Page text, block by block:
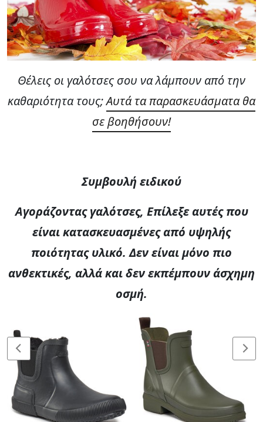
Θέλεις οι γαλότσες σου να λάμπουν από την
καθαριότητα τους;Αυτά τα παρασκευάσματα θα
σε βοηθήσουν!
Συμβουλή ειδικού
Αγοράζοντας γαλότσες, Επίλεξε αυτές που
είναι κατασκευασμένες από υψηλής
ποιότητας υλικό. Δεν είναι μόνο πιο
ανθεκτικές, αλλά και δεν εκπέμπουν άσχημη
οσμή.